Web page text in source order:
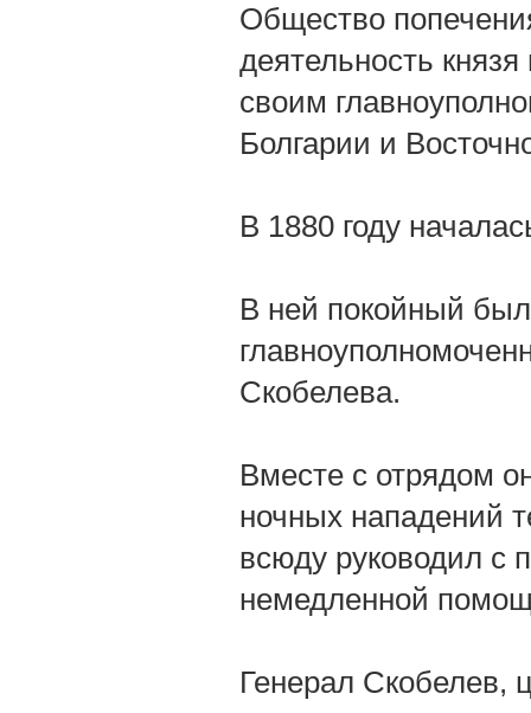
Общество
деятельность
своим
Болгарии и
В 1880 году
В ней покойный был
Скобелева.
Вместе с отрядом
ночных нападений
всюду руководил с
немедленной
Генерал Скобелев,